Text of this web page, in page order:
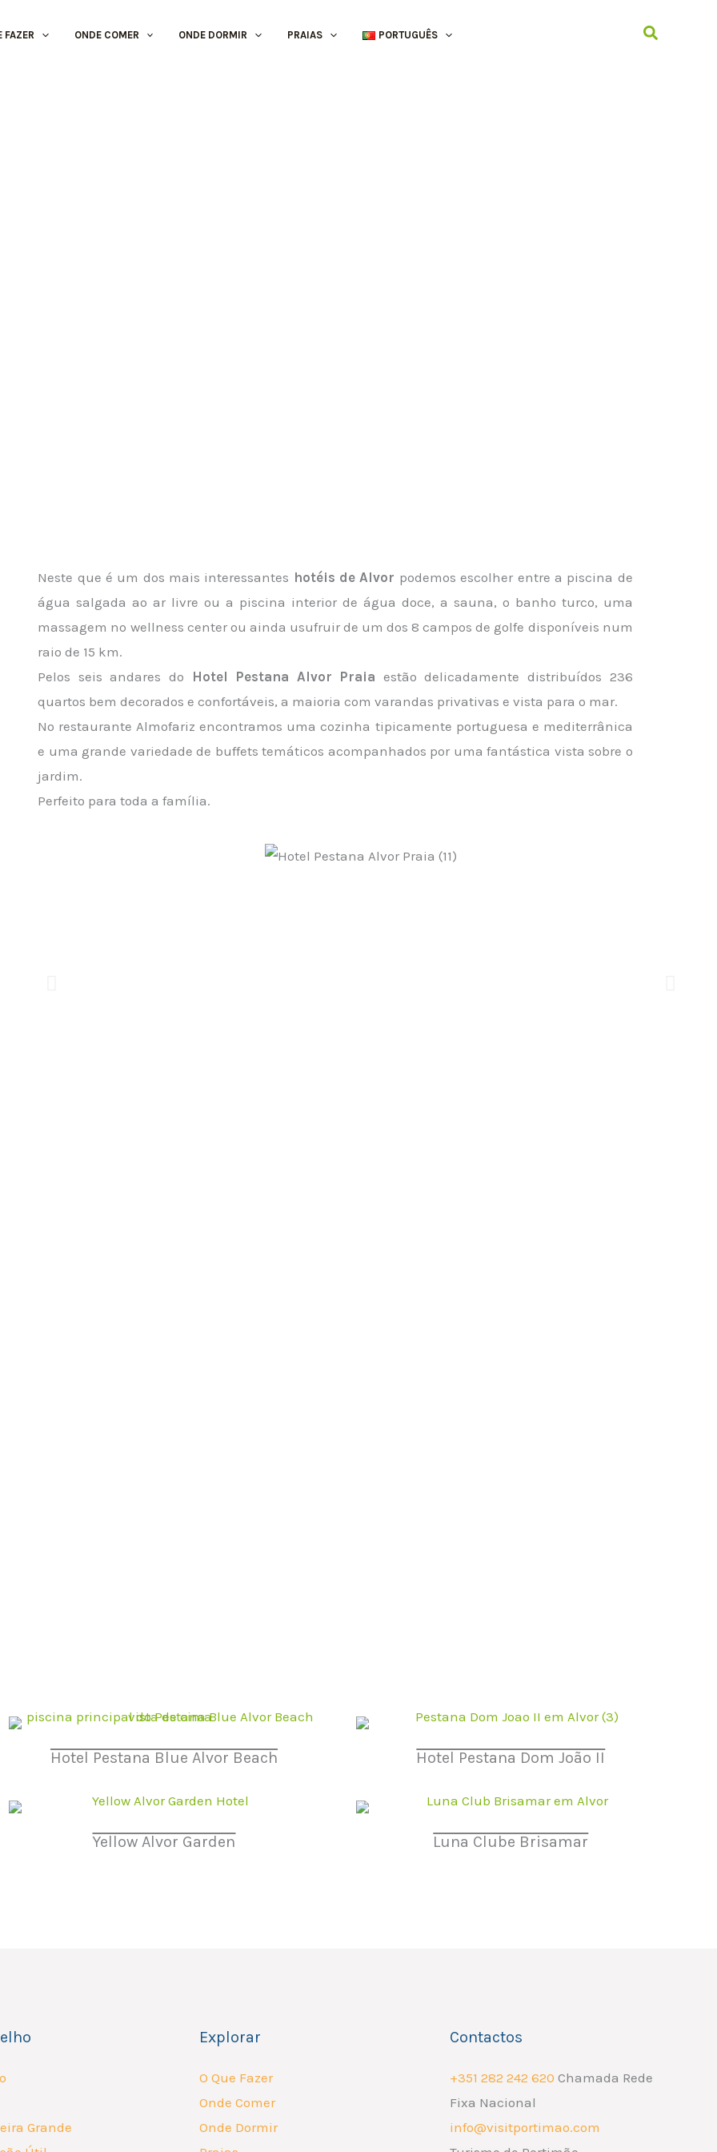
FAZER ONDE COMER ONDE DORMIR PRAIAS PORTUGUÊS Search
Neste que é um dos mais interessantes hotéis de Alvor podemos escolher entre a piscina de
água salgada ao ar livre ou a piscina interior de água doce, a sauna, o banho turco, uma
massagem no wellness center ou ainda usufruir de um dos 8 campos de golfe disponíveis num
raio de 15 km.
Pelos seis andares do
Hotel Pestana Alvor Praia estão delicadamente distribuídos 236
quartos bem decorados e confortáveis, a maioria com varandas privativas e vista para o mar.
No restaurante Almofariz encontramos uma cozinha tipicamente portuguesa e mediterrânica
e uma grande variedade de buffets temáticos acompanhados por uma fantástica vista sobre o
jardim.
Perfeito para toda a família.
Hotel Pestana Blue Alvor Beach Hotel Pestana Dom João II
Yellow Alvor Garden Luna Clube Brisamar
Grande
Explorar
O Que Fazer
Onde Comer
Onde Dormir
Contactos
+351 282 242 620 Chamada Rede
Fixa Nacional
info@visitportimao.com